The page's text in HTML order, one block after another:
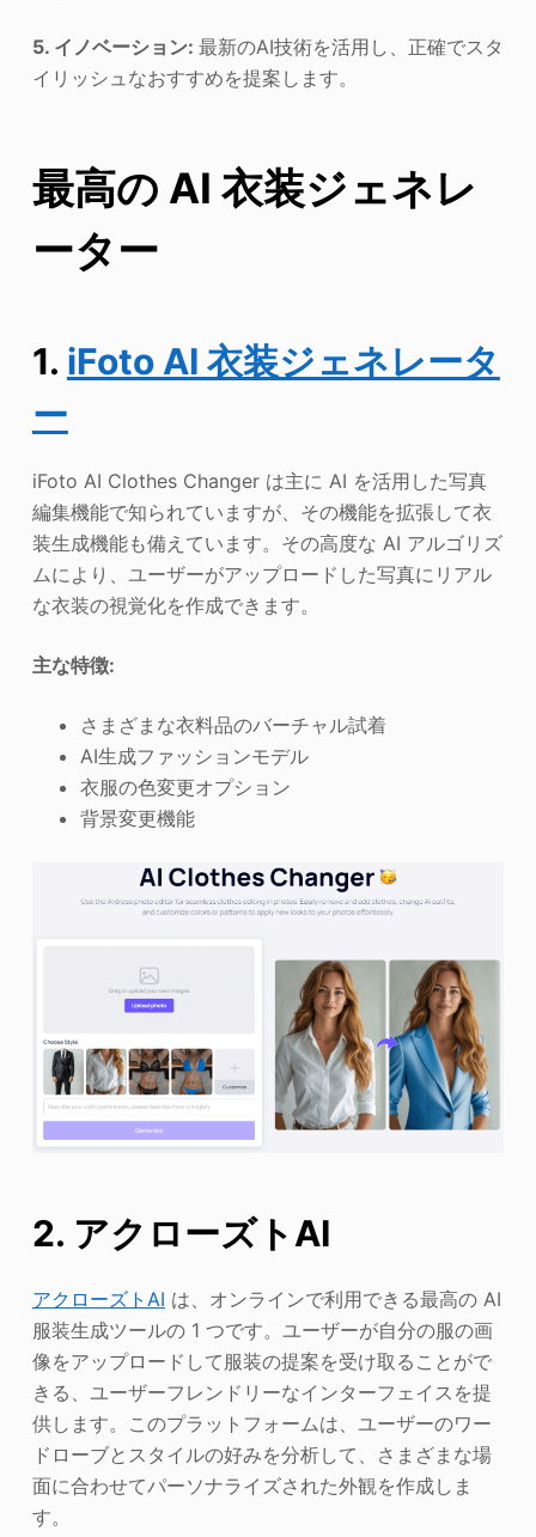
5. イノベーション: 最新のAI技術を活用し、正確でスタ
イリッシュなおすすめを提案します。
最高の AI 衣装ジェネレ
ーター
1. iFoto AI 衣装ジェネレータ
ー
iFoto AI Clothes Changer は主に AI を活用した写真
編集機能で知られていますが、その機能を拡張して衣
装生成機能も備えています。その高度な AI アルゴリズ
ムにより、ユーザーがアップロードした写真にリアル
な衣装の視覚化を作成できます。
主な特徴:
さまざまな衣料品のバーチャル試着
AI生成ファッションモデル
衣服の色変更オプション
背景変更機能
2. アクローズトAI
アクローズトAI は、オンラインで利用できる最高の AI
服装生成ツールの 1 つです。ユーザーが自分の服の画
像をアップロードして服装の提案を受け取ることがで
きる、ユーザーフレンドリーなインターフェイスを提
供します。このプラットフォームは、ユーザーのワー
ドローブとスタイルの好みを分析して、さまざまな場
面に合わせてパーソナライズされた外観を作成しま
す。